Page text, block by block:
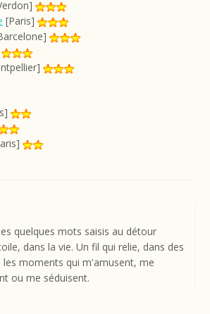
[Paris]
quelques mots saisis au détour
dans la vie. Un fil qui relie, dans des
les moments qui m'amusent, me
ou me séduisent.